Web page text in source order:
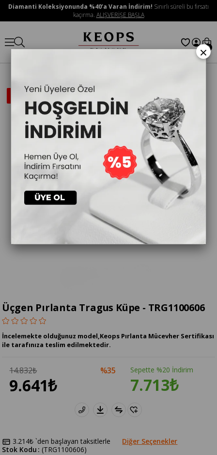
Diamanti Koleksiyonunda %40’a Varan İndirim! Sınırlı süreli bu fırsatı
kaçırma. ALIŞVERİŞE BAŞLA
0
İNDIRIMLI
Üçgen Pırlanta Tragus Küpe - TRG1100606
İncelemekte olduğunuz model,Keops Pırlanta Mücevher Sertifikası
ile tarafınıza teslim edilmektedir.
14.832₺
9.641₺
35 Sepette %20 İndirim
7.713₺
3.214₺ `den başlayan taksitlerle
Diğer Seçenekler
(TRG1100606)
Stok Kodu
×